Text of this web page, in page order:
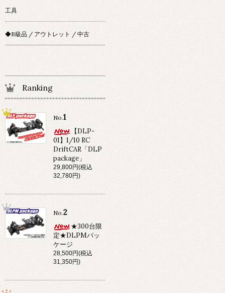
工具
◆B級品 / アウトレット / 中古
Ranking
No.1
【DLP-
01】1/10 RC
DriftCAR「DLP
package」
29,800円(税込
32,780円)
No.2
★300台限
定★DLPMパッ
ケージ
28,500円(税込
31,350円)